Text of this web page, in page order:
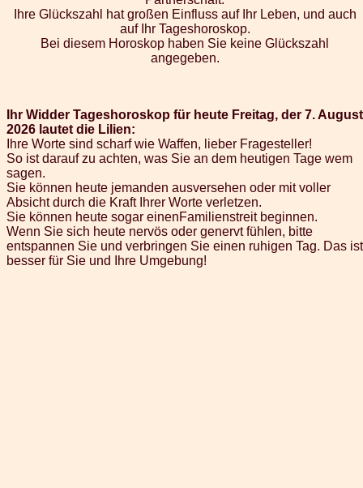
Ihre Glückszahl hat großen Einfluss auf Ihr Leben, und auch
auf Ihr Tageshoroskop.
Bei diesem Horoskop haben Sie keine Glückszahl
angegeben.
Ihr Widder Tageshoroskop für heute Freitag, der 7. August
2026 lautet die Lilien:
Ihre Worte sind scharf wie Waffen, lieber Fragesteller!
So ist darauf zu achten, was Sie an dem heutigen Tage wem
sagen.
Sie können heute jemanden ausversehen oder mit voller
Absicht durch die Kraft Ihrer Worte verletzen.
Sie können heute sogar einenFamilienstreit beginnen.
Wenn Sie sich heute nervös oder genervt fühlen, bitte
entspannen Sie und verbringen Sie einen ruhigen Tag. Das ist
besser für Sie und Ihre Umgebung!